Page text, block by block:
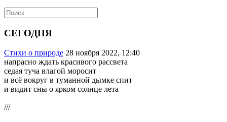
СЕГОДНЯ
Стихи о природе 28 ноября 2022, 12:40
напрасно ждать красивого рассвета
седая туча влагой моросит
и всё вокруг в туманной дымке спит
и видит сны о ярком солнце лета
///